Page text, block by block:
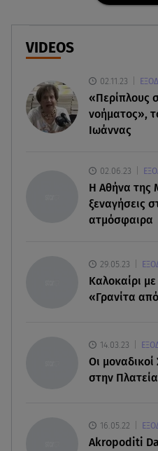
Ιράν: Στη δημοσιότητα
Μοτζταμπά Χαμενεΐ
09.08.26 , 15:16
Χωρισμός στη σόουμπιζ
γάμου - Η ανακοίνωση
09.08.26 , 14:42
Τουρισμός για Όλους
Πινακίδες κυκλοφορίας
καθυστερήσεις
Γνωστός
σύντομα παντρεύεται
ταλαιπωρείς τις
VIDEOS
02.11.23
«Περίπλους
νοήματος»,
Ιωάννας
02.06.23
H Αθήνα της
ξεναγήσεις
ατμόσφαιρα
29.05.23
Καλοκαίρι
«Γρανίτα
14.03.23
Οι
στην
16.05.22
Akropoditi